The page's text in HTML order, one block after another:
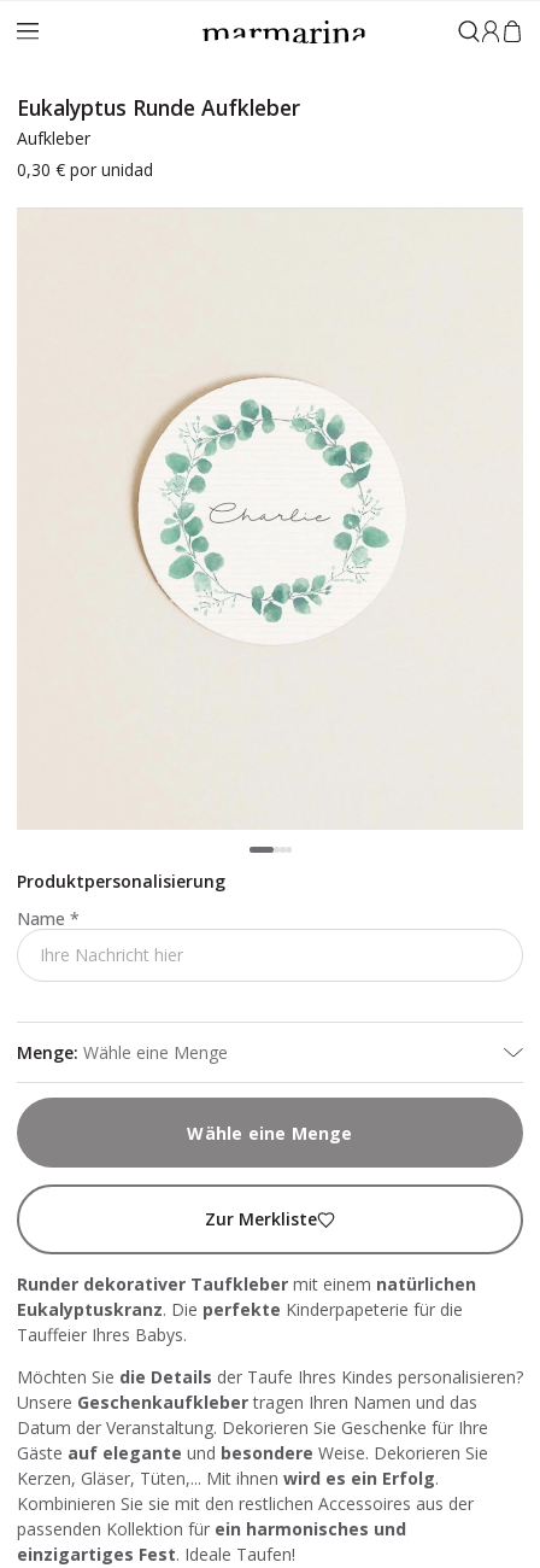
Eukalyptus Runde Aufkleber
Aufkleber
0,30 € por unidad
Produktpersonalisierung
Name *
Menge: Wähle eine Menge
Wähle eine Menge
Zur Merkliste
Runder dekorativer Taufkleber mit einem natürlichen
Eukalyptuskranz. Die perfekte Kinderpapeterie für die
Tauffeier Ihres Babys.
Möchten Sie die Details der Taufe Ihres Kindes personalisieren?
Unsere Geschenkaufklebertragen Ihren Namen und das
Datum der Veranstaltung. Dekorieren Sie Geschenke für Ihre
Gäste auf elegante und besondere Weise. Dekorieren Sie
Kerzen, Gläser, Tüten,... Mit ihnen wird es ein Erfolg.
Kombinieren Sie sie mit den restlichen Accessoires aus der
passenden Kollektion für ein harmonisches und
einzigartiges Fest. Ideale Taufen!